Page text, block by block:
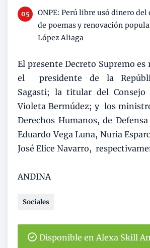
ONPE: Perú libre usó dinero
de poemas y renovación
López Aliaga
El presente Decreto Supremo es
el presidente de la
Sagasti; la titular del Consejo
Violeta Bermúdez; y los
Derechos Humanos, de
Eduardo Vega Luna, Nuria
José Elice Navarro,
ANDINA
Sociales
Disponible en Alexa Skill